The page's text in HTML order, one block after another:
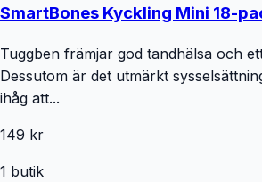
SmartBones Kyckling Mini 18-
Tuggben främjar god tandhälsa och
Dessutom är det utmärkt
ihåg att...
149 kr
1 butik